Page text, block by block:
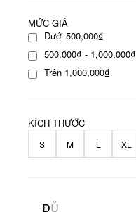
MỨC GIÁ
Dưới 500,000₫
500,000₫ - 1,000,000₫
Trên 1,000,000₫
KÍCH THƯỚC
S M L XL